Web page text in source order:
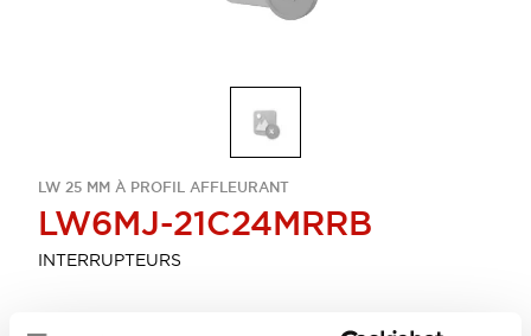
LW 25 MM À PROFIL AFFLEURANT
LW6MJ-21C24MRRB
INTERRUPTEURS